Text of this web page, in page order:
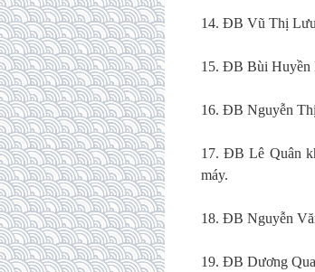
14. ĐB Vũ Thị Lưu
15. ĐB Bùi Huyền
16. ĐB Nguyễn
17. ĐB Lê Quân
máy.
18. ĐB Nguyễn
19. ĐB Dương